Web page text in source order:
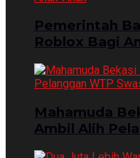
Pemerintah
Roblox Bagi
Mahamuda
Ambil Alih